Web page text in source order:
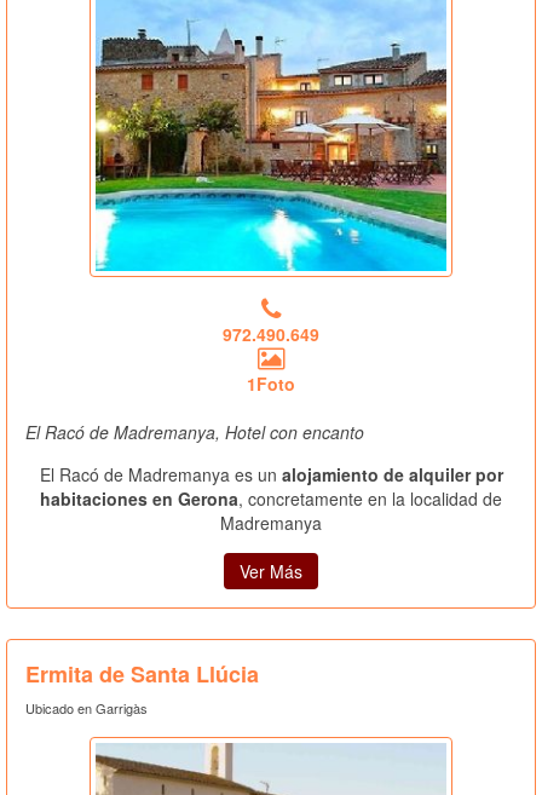
972.490.649
1Foto
El Racó de Madremanya, Hotel con encanto
El Racó de Madremanya es un alojamiento de alquiler por
habitaciones en Gerona, concretamente en la localidad de
Madremanya
Ver Más
Ermita de Santa Llúcia
Ubicado en Garrigàs